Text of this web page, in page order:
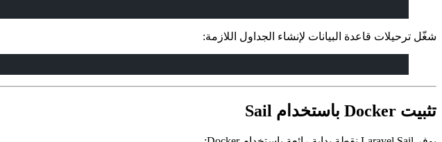
شغّل ترحيلات قاعدة البيانات لإنشاء الجداول اللازمة:
تثبيت Docker باستخدام Sail